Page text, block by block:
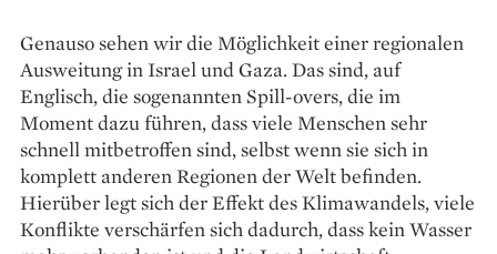
Genauso sehen wir die Möglichkeit einer regionalen
Ausweitung in Israel und Gaza. Das sind, auf
Englisch, die sogenannten Spill-overs, die im
Moment dazu führen, dass viele Menschen sehr
schnell mitbetroffen sind, selbst wenn sie sich in
komplett anderen Regionen der Welt befinden.
Hierüber legt sich der Effekt des Klimawandels, viele
Konflikte verschärfen sich dadurch, dass kein Wasser